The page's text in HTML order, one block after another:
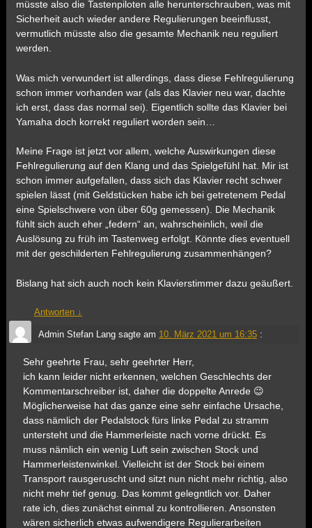
müsste also die Tastenpiloten alle herunterschrauben, was mit
Sicherheit auch wieder andere Regulierungen beeinflusst,
vermutlich müsste also die gesamte Mechanik neu reguliert
werden.
Was mich verwundert ist allerdings, dass diese Fehlregulierung
schon immer vorhanden war (als das Klavier neu war, dachte
ich erst, dass das normal sei). Eigentlich sollte das Klavier bei
Yamaha doch korrekt reguliert worden sein…
Meine Frage ist jetzt vor allem, welche Auswirkungen diese
Fehlregulierung auf den Klang und das Spielgefühl hat. Mir ist
schon immer aufgefallen, dass sich das Klavier recht schwer
spielen lässt (mit Geldstücken habe ich bei getretenem Pedal
eine Spielschwere von über 60g gemessen). Die Mechanik
fühlt sich auch eher „federn“ an, wahrscheinlich, weil die
Auslösung zu früh im Tastenweg erfolgt. Könnte dies eventuell
mit der geschilderten Fehlregulierung zusammenhängen?
Bislang hat sich auch noch kein Klavierstimmer dazu geäußert.
Antworten ↓
Admin Stefan Langsagte am 10. März 2021 um 16:35 :
Sehr geehrte Frau, sehr geehrter Herr,
ich kann leider nicht erkennen, welchen Geschlechts der
Kommentarschreiber ist, daher die doppelte Anrede 😉
Möglicherweise hat das ganze eine sehr einfache Ursache,
dass nämlich der Pedalstock fürs linke Pedal zu stramm
untersteht und die Hammerleiste nach vorne drückt. Es
muss nämlich ein wenig Luft sein zwischen Stock und
Hammerleistenwinkel. Vielleicht ist der Stock bei einem
Transport rausgeruscht und sitzt nun nicht mehr richtig, also
nicht mehr tief genug. Das kommt gelegntlich vor. Daher
rate ich, dies zunächst einmal zu kontrollieren. Ansonsten
wären sicherlich etwas aufwendigere Regulierarbeiten